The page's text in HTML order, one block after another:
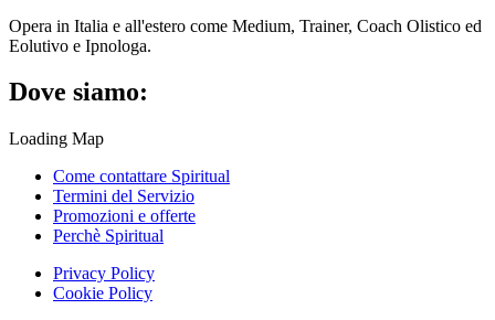
Opera in Italia e all'estero come Medium, Trainer, Coach Olistico ed
Eolutivo e Ipnologa.
Dove siamo:
Loading Map
Come contattare Spiritual
Termini del Servizio
Promozioni e offerte
Perchè Spiritual
Privacy Policy
Cookie Policy